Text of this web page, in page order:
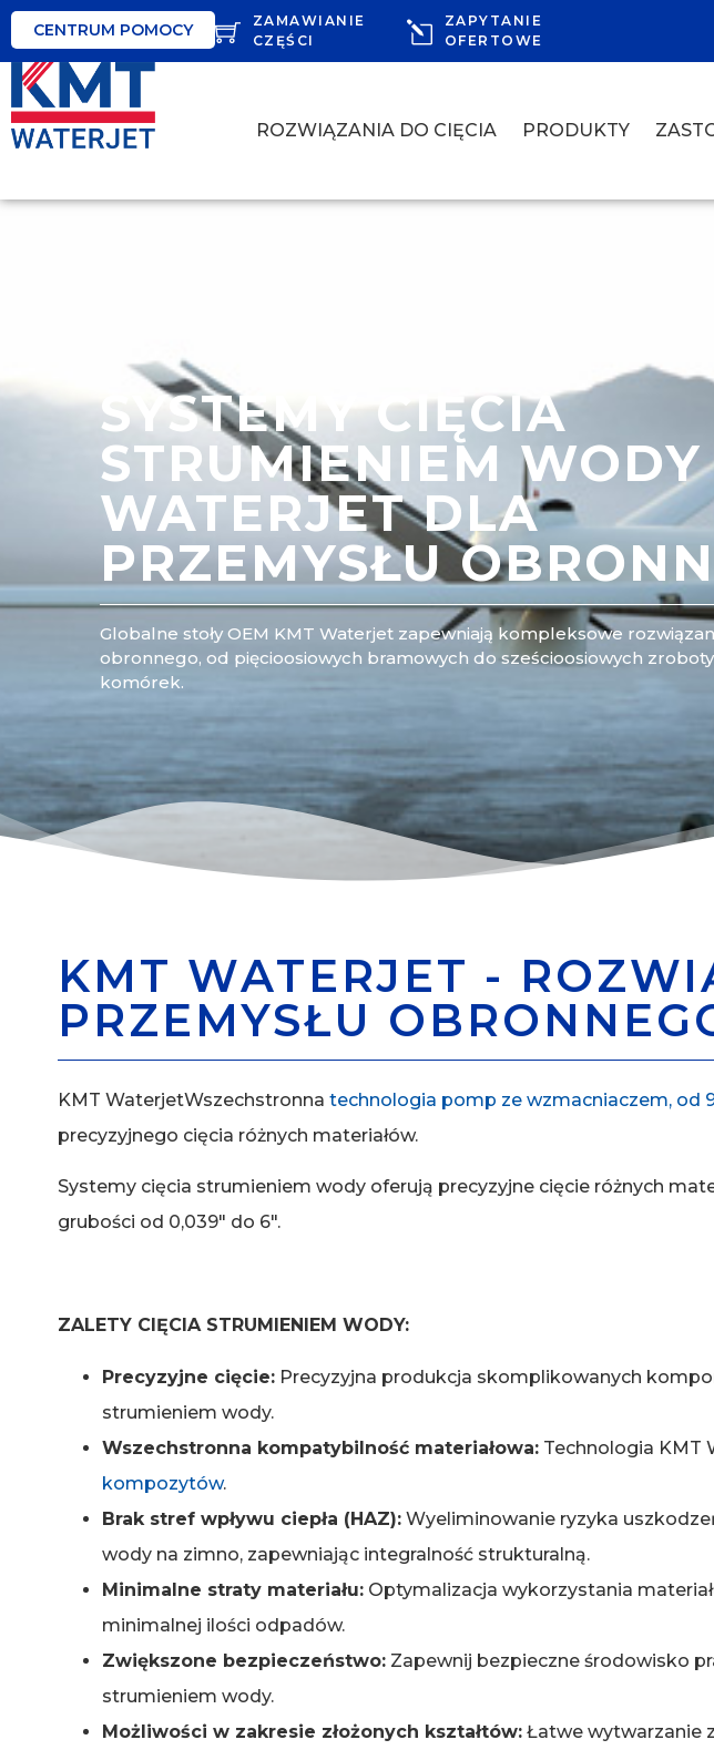
CENTRUM POMOCY
ZAMAWIANIE
CZĘŚCI
ZAPYTANIE
OFERTOWE
ROZWIĄZANIA DO CIĘCIA PRODUKTY
SYSTEMY CIĘCIA
STRUMIENIEM
WATERJET DLA
PRZEMYSŁU
Globalne stoły OEM KMT Waterjet zapewniają kompleksowe
obronnego, od pięcioosiowych bramowych do sześcioosiowych
komórek.
KMT WATERJET -
PRZEMYSŁU
KMT WaterjetWszechstronna technologia pomp ze wzmacniaczem, od
precyzyjnego cięcia różnych materiałów.
Systemy cięcia strumieniem wody oferują precyzyjne cięcie różnych
grubości od 0,039″ do 6″.
ZALETY CIĘCIA STRUMIENIEM WODY:
Precyzyjne cięcie: Precyzyjna produkcja skomplikowanych
strumieniem wody.
Wszechstronna kompatybilność materiałowa: Technologia KMT
kompozytów.
Brak stref wpływu ciepła (HAZ): Wyeliminowanie ryzyka
wody na zimno, zapewniając integralność strukturalną.
Minimalne straty materiału: Optymalizacja wykorzystania
minimalnej ilości odpadów.
Zwiększone bezpieczeństwo: Zapewnij bezpieczne środowisko
strumieniem wody.
Możliwości w zakresie złożonych kształtów: Łatwe wytwarzanie